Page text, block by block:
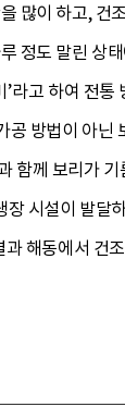
많이 하고,
정도 말린 상
라고 하여 전
공 방법이 아
함께 보리가
시설이 발
해동에서 건